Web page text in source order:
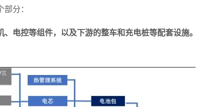
分：
电控等组件，以及下游的整车和充电桩等配套设施。